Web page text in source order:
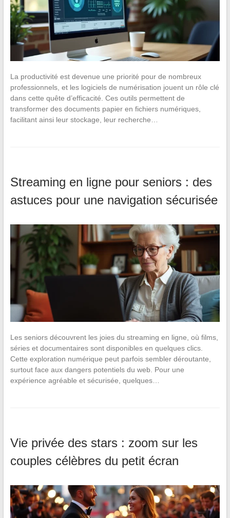
La productivité est devenue une priorité pour de nombreux
professionnels, et les logiciels de numérisation jouent un rôle clé
dans cette quête d’efficacité. Ces outils permettent de
transformer des documents papier en fichiers numériques,
facilitant ainsi leur stockage, leur recherche…
Streaming en ligne pour seniors : des
astuces pour une navigation sécurisée
Les seniors découvrent les joies du streaming en ligne, où films,
séries et documentaires sont disponibles en quelques clics.
Cette exploration numérique peut parfois sembler déroutante,
surtout face aux dangers potentiels du web. Pour une
expérience agréable et sécurisée, quelques…
Vie privée des stars : zoom sur les
couples célèbres du petit écran